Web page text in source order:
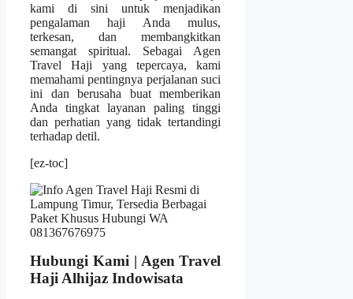
kami di sini untuk menjadikan
pengalaman haji Anda mulus,
terkesan, dan membangkitkan
semangat spiritual. Sebagai Agen
Travel Haji yang tepercaya, kami
memahami pentingnya perjalanan suci
ini dan berusaha buat memberikan
Anda tingkat layanan paling tinggi
dan perhatian yang tidak tertandingi
terhadap detil.
[ez-toc]
Hubungi Kami | Agen Travel
Haji Alhijaz Indowisata